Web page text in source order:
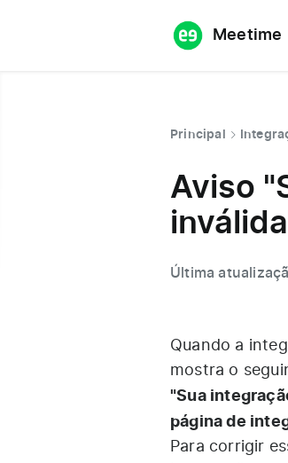
Meetime
Principal
Aviso
Última
Quando a
mostra o
"Sua
página de
Para corrigir